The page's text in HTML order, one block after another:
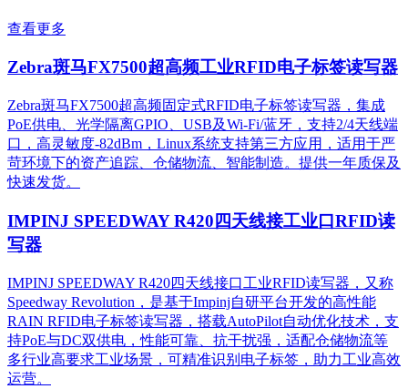
查看更多
Zebra斑马FX7500超高频工业RFID电子标签读写器
Zebra斑马FX7500超高频固定式RFID电子标签读写器，集成
PoE供电、光学隔离GPIO、USB及Wi-Fi/蓝牙，支持2/4天线端
口，高灵敏度-82dBm，Linux系统支持第三方应用，适用于严
苛环境下的资产追踪、仓储物流、智能制造。提供一年质保及
快速发货。
IMPINJ SPEEDWAY R420四天线接工业口RFID读
写器
IMPINJ SPEEDWAY R420四天线接口工业RFID读写器，又称
Speedway Revolution，是基于Impinj自研平台开发的高性能
RAIN RFID电子标签读写器，搭载AutoPilot自动优化技术，支
持PoE与DC双供电，性能可靠、抗干扰强，适配仓储物流等
多行业高要求工业场景，可精准识别电子标签，助力工业高效
运营。​